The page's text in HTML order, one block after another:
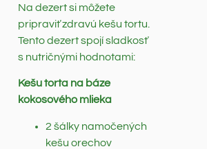
Na dezert si môžete
pripraviť zdravú kešu tortu.
Tento dezert spojí sladkosť
s nutričnými hodnotami:
Kešu torta na báze
kokosového mlieka
2 šálky namočených
kešu orechov